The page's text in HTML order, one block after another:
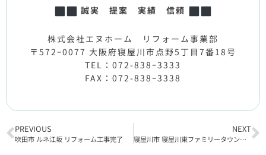
誠実 提案 実績 信頼
株式会社エヌホーム リフォーム事業部
〒572ｰ0077 大阪府寝屋川市点野5丁目7番18号
TEL：072-838ｰ3333
FAX：072-838ｰ3338
PREVIOUS
吹田市 ルネ江坂 リフォーム工事完了
NEXT
寝屋川市 寝屋川東ファミリータウン中1番館 リフォーム工事着工